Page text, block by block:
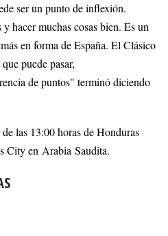
ser un punto de inflexión.
hacer muchas cosas bien. Es un
en forma de España. El Clásico
puede pasar,
de puntos" terminó diciendo
las 13:00 horas de Honduras
City en Arabia Saudita.